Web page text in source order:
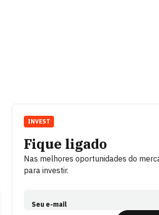
Fique ligado
Nas melhores oportunidades do
para investir.
Seu e-mail
INVEST